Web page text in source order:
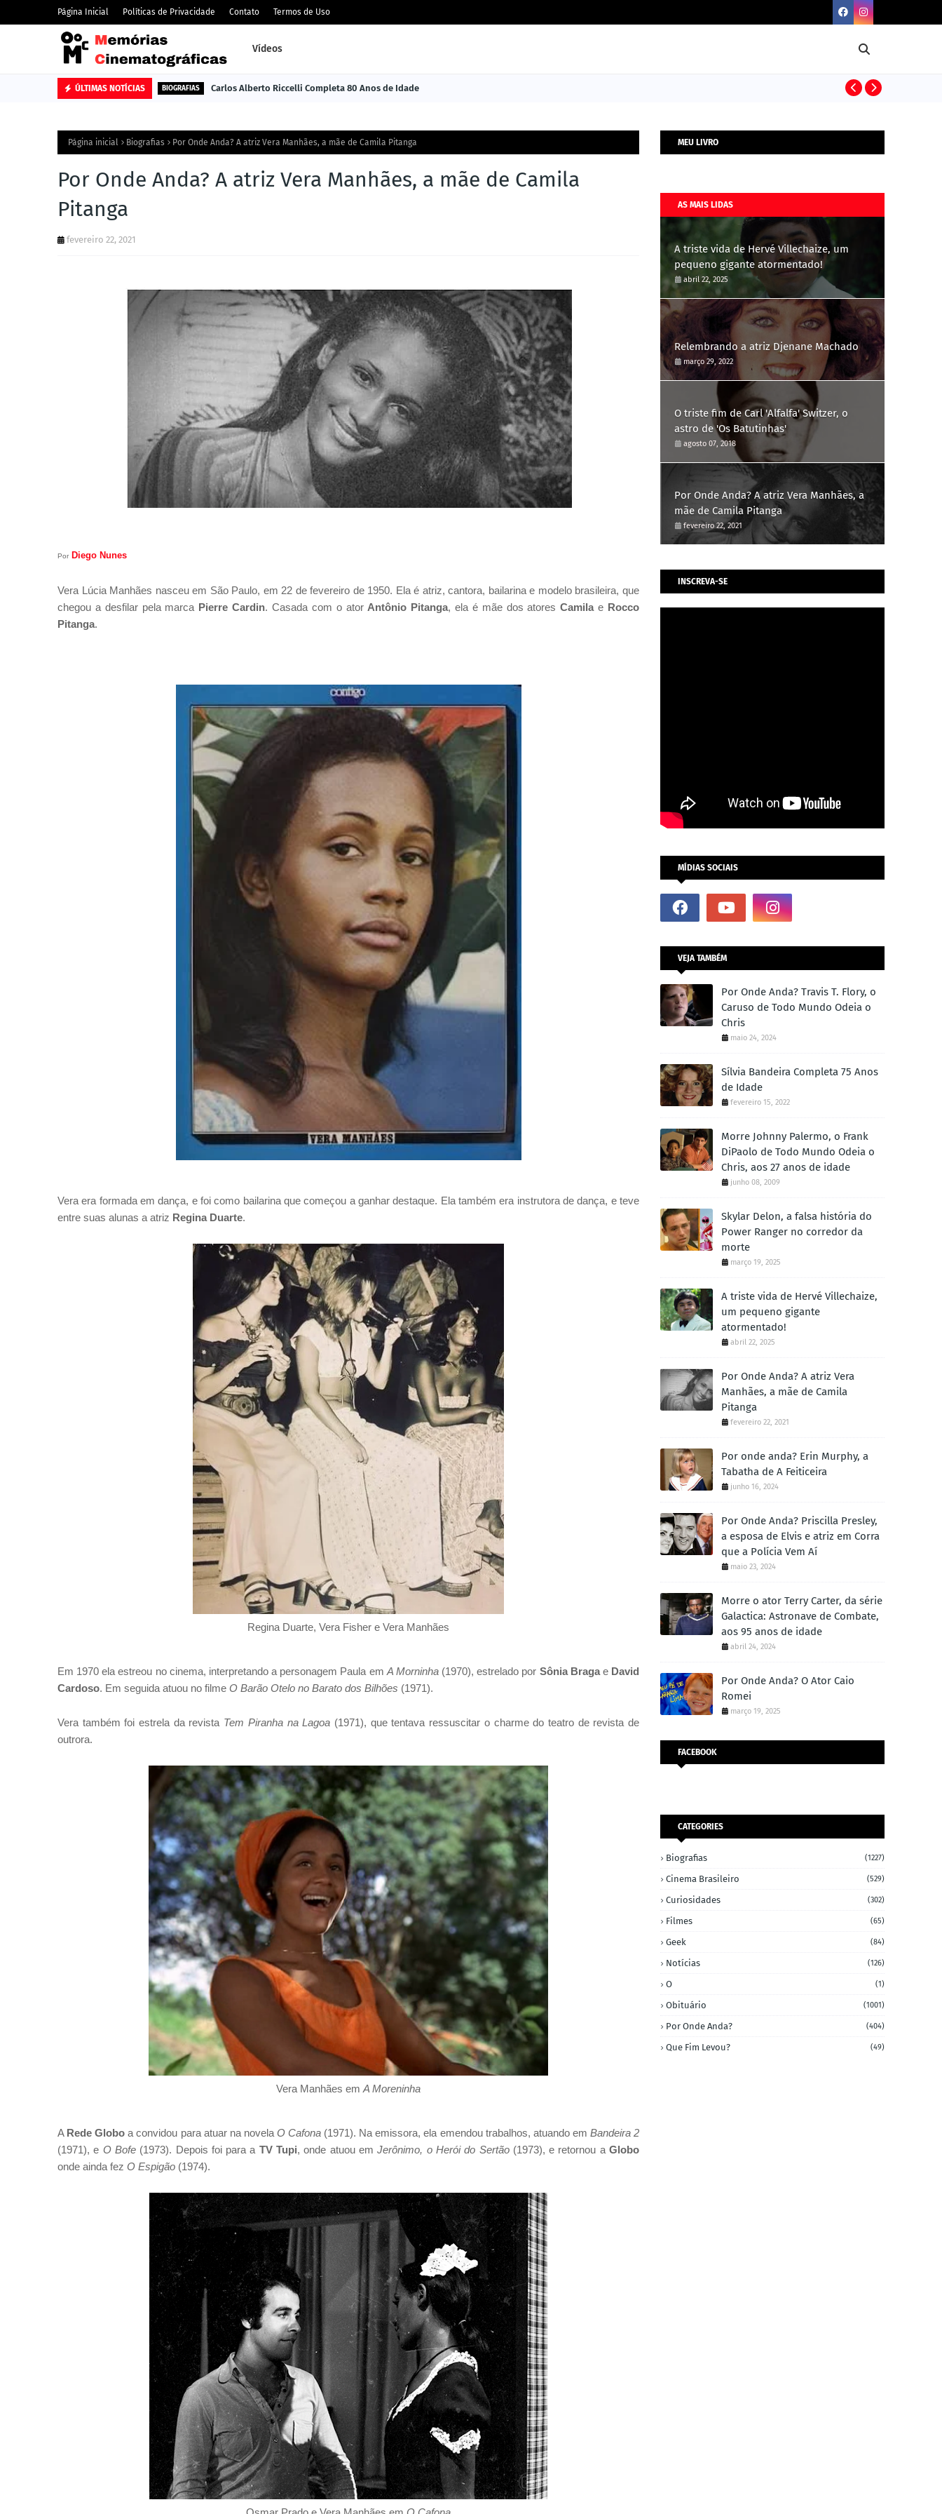
Página Inicial Políticas de Privacidade Contato Termos de Uso
Vídeos
ÚLTIMAS NOTÍCIAS BIOGRAFIAS Carlos Alberto Riccelli Completa 80 Anos de Idade
Página inicial Biografias Por Onde Anda? A atriz Vera Manhães, a mãe de Camila Pitanga
Por Onde Anda? A atriz Vera Manhães, a mãe de Camila
Pitanga
fevereiro 22, 2021
Por Diego Nunes
Vera Lúcia Manhães nasceu em São Paulo, em 22 de fevereiro de 1950. Ela é atriz, cantora, bailarina e modelo brasileira, que
chegou a desfilar pela marca Pierre Cardin. Casada com o ator Antônio Pitanga, ela é mãe dos atores Camila e Rocco
Pitanga.
Vera era formada em dança, e foi como bailarina que começou a ganhar destaque. Ela também era instrutora de dança, e teve
entre suas alunas a atriz Regina Duarte.
Regina Duarte, Vera Fisher e Vera Manhães
Em 1970 ela estreou no cinema, interpretando a personagem Paula em A Morninha(1970), estrelado por Sônia Bragae David
Cardoso. Em seguida atuou no filme O Barão Otelo no Barato dos Bilhões (1971).
Vera também foi estrela da revista Tem Piranha na Lagoa (1971), que tentava ressuscitar o charme do teatro de revista de
outrora.
Vera Manhães em A Moreninha
A Rede Globo a convidou para atuar na novela O Cafona (1971). Na emissora, ela emendou trabalhos, atuando em Bandeira 2
(1971), e O Bofe(1973). Depois foi para a TV Tupi, onde atuou em Jerônimo, o Herói do Sertão(1973), e retornou aGlobo
onde ainda fez O Espigão (1974).
MEU LIVRO
AS MAIS LIDAS
A triste vida de Hervé Villechaize, um
pequeno gigante atormentado!
abril 22, 2025
Relembrando a atriz Djenane Machado
março 29, 2022
O triste fim de Carl 'Alfalfa' Switzer, o
astro de 'Os Batutinhas'
agosto 07, 2018
Por Onde Anda? A atriz Vera Manhães, a
mãe de Camila Pitanga
fevereiro 22, 2021
INSCREVA-SE
MÍDIAS SOCIAIS
VEJA TAMBÉM
Por Onde Anda? Travis T. Flory, o
Caruso de Todo Mundo Odeia o
Chris
maio 24, 2024
Sílvia Bandeira Completa 75 Anos
de Idade
fevereiro 15, 2022
Morre Johnny Palermo, o Frank
DiPaolo de Todo Mundo Odeia o
Chris, aos 27 anos de idade
junho 08, 2009
Skylar Delon, a falsa história do
Power Ranger no corredor da
morte
março 19, 2025
A triste vida de Hervé Villechaize,
um pequeno gigante
atormentado!
abril 22, 2025
Por Onde Anda? A atriz Vera
Manhães, a mãe de Camila
Pitanga
fevereiro 22, 2021
Por onde anda? Erin Murphy, a
Tabatha de A Feiticeira
junho 16, 2024
Por Onde Anda? Priscilla Presley,
a esposa de Elvis e atriz em Corra
que a Polícia Vem Aí
maio 23, 2024
Morre o ator Terry Carter, da série
Galactica: Astronave de Combate,
aos 95 anos de idade
abril 24, 2024
Por Onde Anda? O Ator Caio
Romei
março 19, 2025
FACEBOOK
CATEGORIES
Biografias (1227)
Cinema Brasileiro (529)
Curiosidades (302)
Filmes (65)
Geek (84)
Notícias (126)
O (1)
Obituário (1001)
Por Onde Anda? (404)
Que Fim Levou? (49)